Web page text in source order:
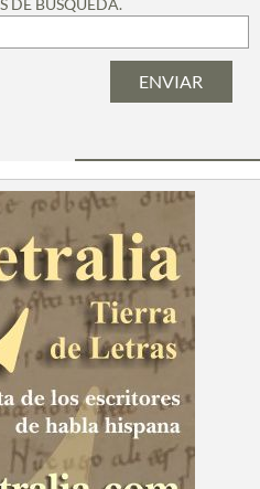
DE BÚSQUEDA.